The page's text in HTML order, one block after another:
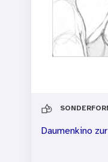
Daumenkino